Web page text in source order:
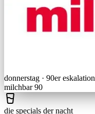
donnerstag · 90er eskalation
milchbar 90
die specials der nacht